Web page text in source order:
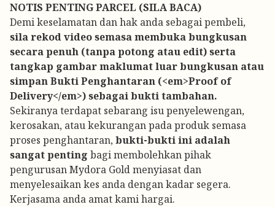
NOTIS PENTING PARCEL (SILA BACA)
Demi keselamatan dan hak anda sebagai pembeli,
sila rekod video semasa membuka bungkusan
secara penuh (tanpa potong atau edit) serta
tangkap gambar maklumat luar bungkusan atau
simpan Bukti Penghantaran (<em>Proof of
Delivery</em>) sebagai bukti tambahan.
Sekiranya terdapat sebarang isu penyelewengan,
kerosakan, atau kekurangan pada produk semasa
proses penghantaran,bukti-bukti ini adalah
sangat penting bagi membolehkan pihak
pengurusan Mydora Gold menyiasat dan
menyelesaikan kes anda dengan kadar segera.
Kerjasama anda amat kami hargai.